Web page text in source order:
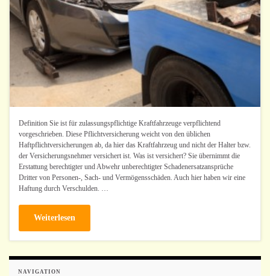
Definition Sie ist für zulassungspflichtige Kraftfahrzeuge verpflichtend
vorgeschrieben. Diese Pflichtversicherung weicht von den üblichen
Haftpflichtversicherungen ab, da hier das Kraftfahrzeug und nicht der Halter bzw.
der Versicherungsnehmer versichert ist. Was ist versichert? Sie übernimmt die
Erstattung berechtigter und Abwehr unberechtigter Schadenersatzansprüche
Dritter von Personen-, Sach- und Vermögensschäden. Auch hier haben wir eine
Haftung durch Verschulden. …
Weiterlesen
NAVIGATION